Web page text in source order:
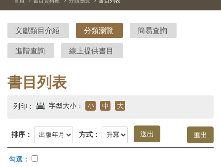
臺
灣
史
研
究
首
頁
站
文獻類目介紹 分類瀏覽 簡易查詢
進階查詢 線上提供書目
書目列表
列印： 字型大小： 小 中 大
排序： 方式：
勾選：